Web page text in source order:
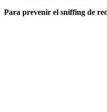
Para prevenir el sniffing de